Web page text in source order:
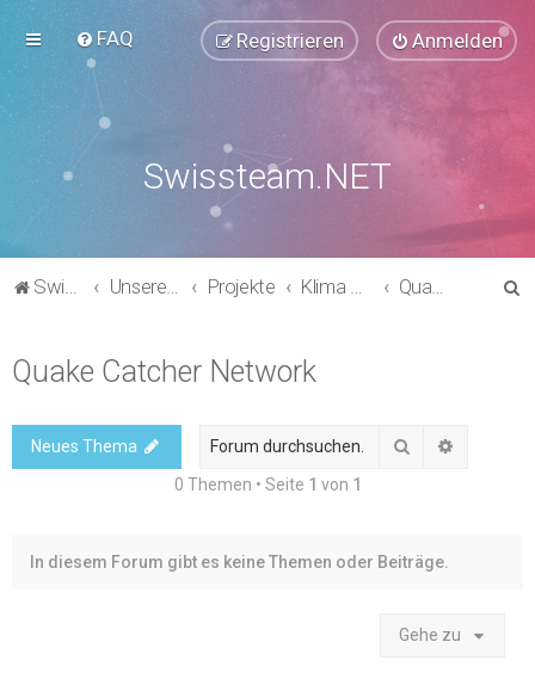
FAQ Anmelden
Registrieren
Swissteam.NET
Swissteam.NET Unsere Foren Projekte Klima & Umwelt Quake Catcher Network
Quake Catcher Network
Neues Thema Suche
0 Themen • Seite 1 von 1
In diesem Forum gibt es keine Themen oder Beiträge.
Gehe zu